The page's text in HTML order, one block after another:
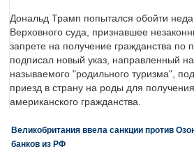
Дональд Трамп попытался обойти
Верховного суда, признавшее
запрете на получение гражданства по
подписал новый указ, направленный на
называемого "родильного туризма",
приезд в страну на роды для
американского гражданства.
Великобритания ввела санкции против
банков из РФ